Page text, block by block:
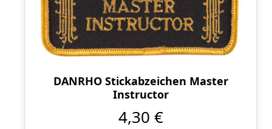
DANRHO Stickabzeichen Master
Instructor
4,30 €